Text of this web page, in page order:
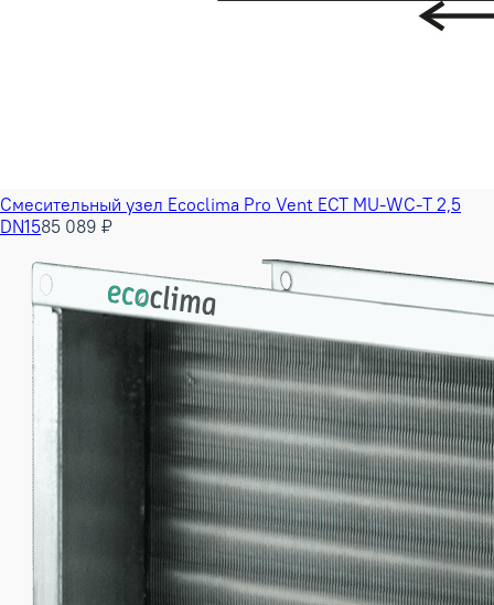
Смесительный узел Ecoclima Pro Vent ECT MU-WC-T 2,5
DN1585 089 ₽